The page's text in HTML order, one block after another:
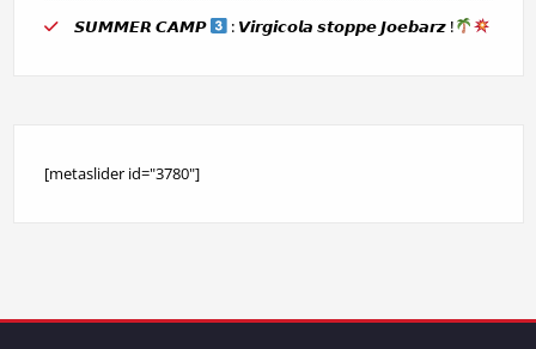
𝙎𝙐𝙈𝙈𝙀𝙍 𝘾𝘼𝙈𝙋 : 𝙑𝙞𝙧𝙜𝙞𝙘𝙤𝙡𝙖 𝙨𝙩𝙤𝙥𝙥𝙚 𝙅𝙤𝙚𝙗𝙖𝙧𝙯 !
[metaslider id="3780"]